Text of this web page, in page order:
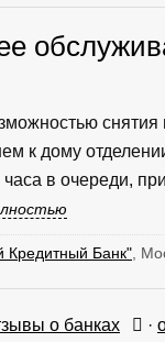
к дому
часа в очереди,
Кредитный Банк" ,
о банках ·